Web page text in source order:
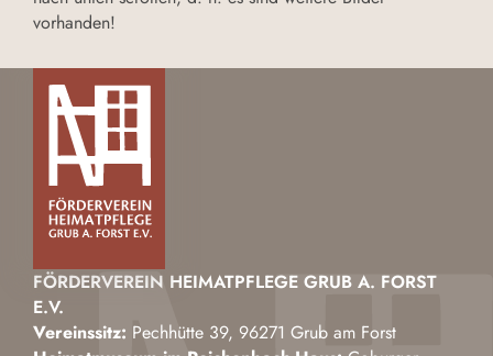
vorhanden!
FÖRDERVEREIN HEIMATPFLEGE GRUB A. FORST
E.V.
Vereinssitz: Pechhütte 39, 96271 Grub am Forst